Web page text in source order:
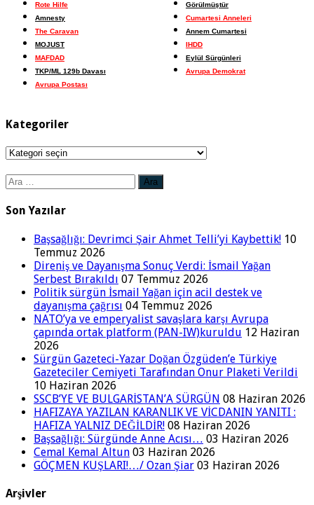
Rote Hilfe
Amnesty
The Caravan
MOJUST
MAFDAD
TKP/ML 129b Davası
Avrupa Postası
Görülmüştür
Cumartesi Anneleri
Annem Cumartesi
IHDD
Eylül Sürgünleri
Avrupa Demokrat
Kategoriler
Kategoriler
Arama:
Son Yazılar
Başsağlığı: Devrimci Şair Ahmet Telli’yi Kaybettik! 10
Temmuz 2026
Direniş ve Dayanışma Sonuç Verdi: İsmail Yağan
Serbest Bırakıldı 07 Temmuz 2026
Politik sürgün İsmail Yağan için acil destek ve
dayanışma çağrısı 04 Temmuz 2026
NATO’ya ve emperyalist savaşlara karşı Avrupa
çapında ortak platform (PAN-IW)kuruldu 12 Haziran
2026
Sürgün Gazeteci-Yazar Doğan Özgüden’e Türkiye
Gazeteciler Cemiyeti Tarafından Onur Plaketi Verildi
10 Haziran 2026
SSCB’YE VE BULGARİSTAN’A SÜRGÜN 08 Haziran 2026
HAFIZAYA YAZILAN KARANLIK VE VİCDANIN YANITI :
HAFIZA YALNIZ DEĞİLDİR! 08 Haziran 2026
Başsağlığı: Sürgünde Anne Acısı… 03 Haziran 2026
Cemal Kemal Altun 03 Haziran 2026
GÖÇMEN KUŞLARI!…/ Ozan Şiar 03 Haziran 2026
Arşivler